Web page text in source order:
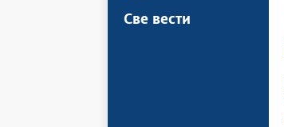
Све вести